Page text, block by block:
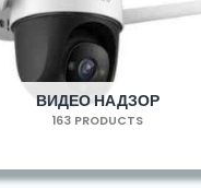
ВИДЕО НАДЗОР
163 PRODUCTS